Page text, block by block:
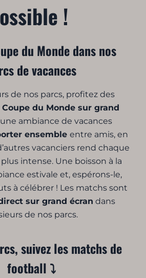
!
du Monde dans nos
de vacances
de nos parcs, profitez des
du Monde sur grand
ambiance de vacances
ensemble entre amis, en
vacanciers rend chaque
intense. Une boisson à la
estivale et, espérons-le,
à célébrer ! Les matchs sont
sur grand écran dans
de nos parcs.
suivez les matchs de
football ⤵️